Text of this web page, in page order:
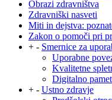
Obrazi zdravništva
Zdravniški nasveti
Miti in dejstva:
Zakon o pomoči pri
+ - Smernice za
Uporabne
Kvalitetne
Digitalno
+ - Ustno zdravje